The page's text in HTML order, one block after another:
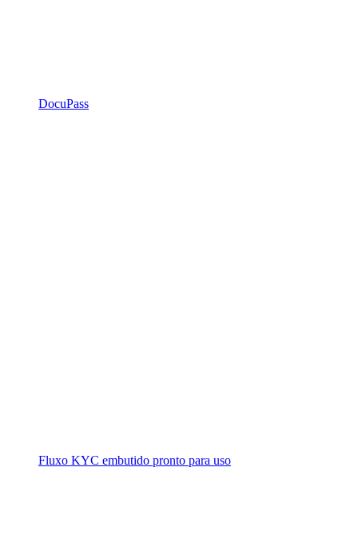
DocuPass
Fluxo KYC embutido pronto para uso